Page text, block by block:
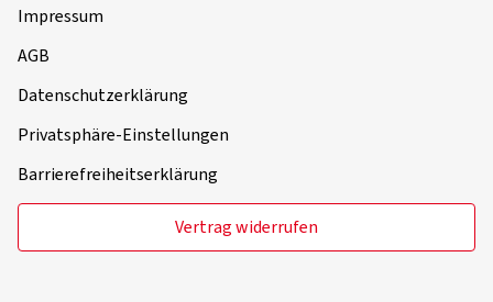
Impressum
AGB
Datenschutzerklärung
Privatsphäre-Einstellungen
Barrierefreiheitserklärung
Vertrag widerrufen